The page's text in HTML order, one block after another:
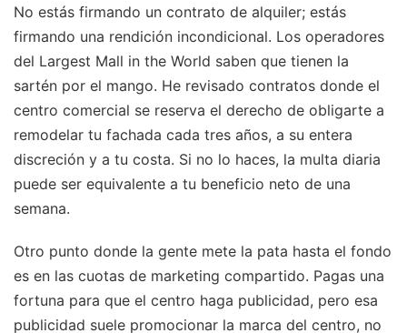
No estás firmando un contrato de alquiler; estás
firmando una rendición incondicional. Los operadores
del Largest Mall in the World saben que tienen la
sartén por el mango. He revisado contratos donde el
centro comercial se reserva el derecho de obligarte a
remodelar tu fachada cada tres años, a su entera
discreción y a tu costa. Si no lo haces, la multa diaria
puede ser equivalente a tu beneficio neto de una
semana.
Otro punto donde la gente mete la pata hasta el fondo
es en las cuotas de marketing compartido. Pagas una
fortuna para que el centro haga publicidad, pero esa
publicidad suele promocionar la marca del centro, no